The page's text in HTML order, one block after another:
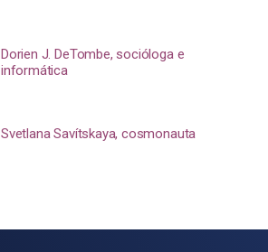
Dorien J. DeTombe, socióloga e
informática
Svetlana Savítskaya, cosmonauta